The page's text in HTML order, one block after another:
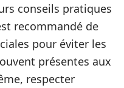
conseils pratiques
recommandé de
pour éviter les
présentes aux
respecter